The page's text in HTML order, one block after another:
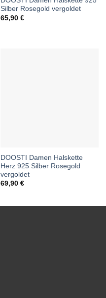
Silber Rosegold vergoldet
65,90 €
DOOSTI Damen Halskette
Herz 925 Silber Rosegold
vergoldet
69,90 €